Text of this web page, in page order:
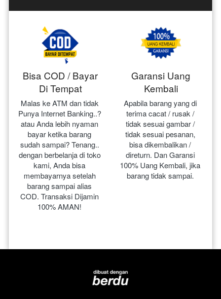
Bisa COD / Bayar
Di Tempat
Malas ke ATM dan tidak
Punya Internet Banking..?
atau Anda lebih nyaman
bayar ketika barang
sudah sampai? Tenang..
dengan berbelanja di toko
kami, Anda bisa
membayarnya setelah
barang sampai alias
COD. Transaksi Dijamin
100% AMAN!
Garansi Uang
Kembali
Apabila barang yang di
terima cacat / rusak /
tidak sesuai gambar /
tidak sesuai pesanan,
bisa dikembalikan /
direturn. Dan Garansi
100% Uang Kembali, jika
barang tidak sampai.